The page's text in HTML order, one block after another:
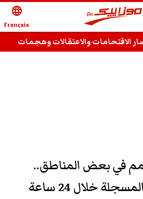
language
Français
الاقتحامات والاعتقالات وهجمات
الـ 200 مم في بعض المناطق..
خلال 24 ساعة